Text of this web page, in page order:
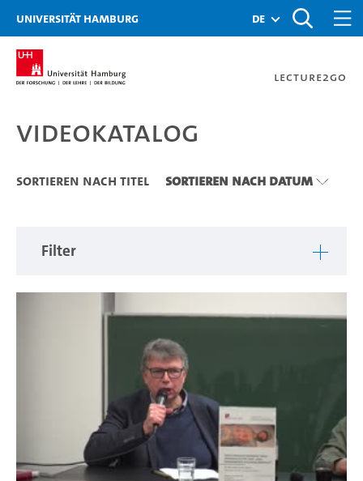
Zu den Filtern
Zur Metanavigation
Zur Hauptnavigation
Zur Suche
Zum Inhalt
Zum Seitenfuss
Universität Hamburg de
Lecture2Go
Videokatalog
Videokatalog
Sortieren nach Titel Sortieren nach Datum
Filter